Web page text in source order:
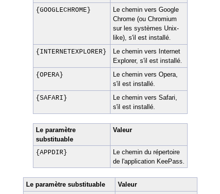
{GOOGLECHROME}
Le chemin vers Google
Chrome (ou Chromium
sur les systèmes Unix-
like), s'il est installé.
{INTERNETEXPLORER}
Le chemin vers Internet
Explorer, s'il est installé.
{OPERA}
Le chemin vers Opera,
s'il est installé.
{SAFARI}
Le chemin vers Safari,
s'il est installé.
Le paramètre
substituable
Valeur
{APPDIR}
Le chemin du répertoire
de l'application KeePass.
Le paramètre substituable
Valeur